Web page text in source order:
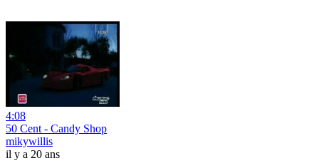
4:08
50 Cent - Candy Shop
mikywillis
il y a 20 ans